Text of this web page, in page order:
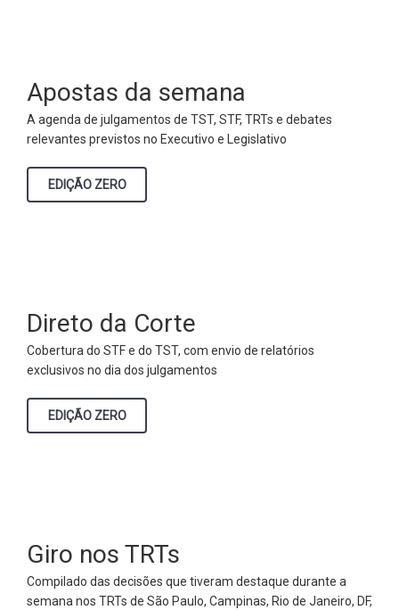
Apostas da semana
A agenda de julgamentos de TST, STF, TRTs e debates
relevantes previstos no Executivo e Legislativo
EDIÇÃO ZERO
Direto da Corte
Cobertura do STF e do TST, com envio de relatórios
exclusivos no dia dos julgamentos
EDIÇÃO ZERO
Giro nos TRTs
Compilado das decisões que tiveram destaque durante a
semana nos TRTs de São Paulo, Campinas, Rio de Janeiro, DF,